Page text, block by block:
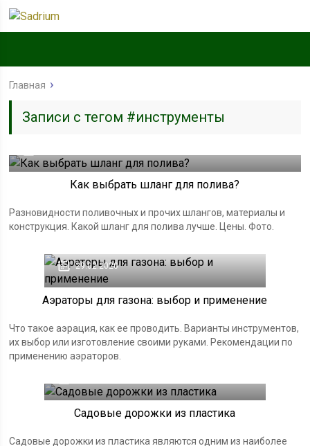
Главная
Записи с тегом #инструменты
Как выбрать шланг для полива?
Разновидности поливочных и прочих шлангов, материалы и
конструкция. Какой шланг для полива лучше. Цены. Фото.
29.02.2020
Аэраторы для газона: выбор и применение
Что такое аэрация, как ее проводить. Варианты инструментов,
их выбор или изготовление своими руками. Рекомендации по
применению аэраторов.
Садовые дорожки из пластика
Садовые дорожки из пластика являются одним из наиболее